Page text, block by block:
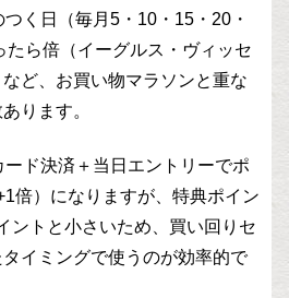
く日（毎月5・10・15・20・
たら倍（イーグルス・ヴィッセ
ど、お買い物マラソンと重な
ります。
ド決済＋当日エントリーでポ
倍）になりますが、特典ポイン
ントと小さいため、買い回りセ
イミングで使うのが効率的で